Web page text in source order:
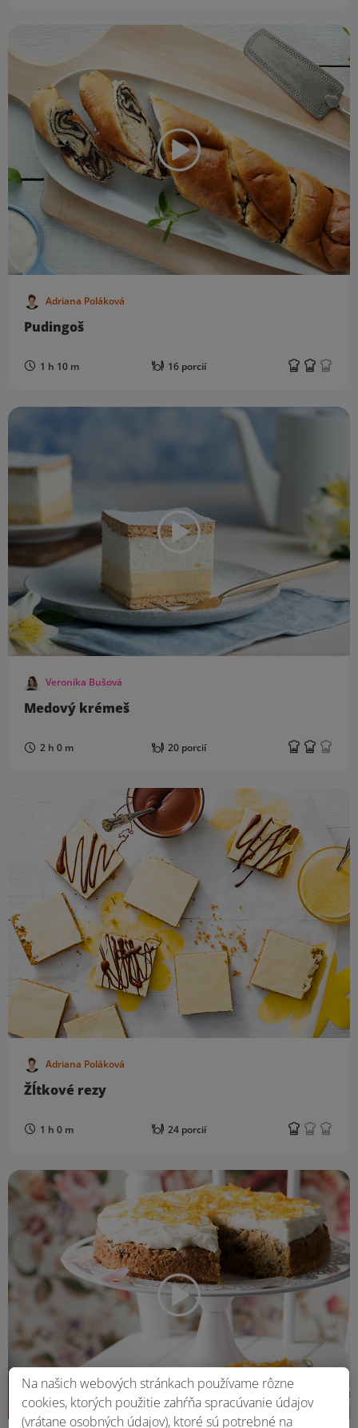
Adriana Poláková
Pudingoš
1 h 10 m 16 porcií
Veronika Bušová
Medový krémeš
2 h 0 m 20 porcií
Adriana Poláková
Žĺtkové rezy
1 h 0 m 24 porcií
Na našich webových stránkach používame rôzne
cookies, ktorých použitie zahŕňa spracúvanie údajov
(vrátane osobných údajov), ktoré sú potrebné na